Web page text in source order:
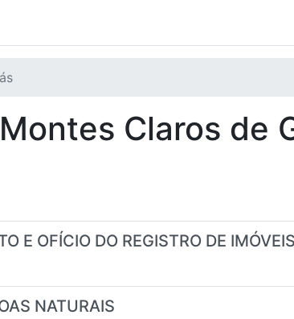
Montes Claros de
E OFÍCIO DO REGISTRO DE
NATURAIS